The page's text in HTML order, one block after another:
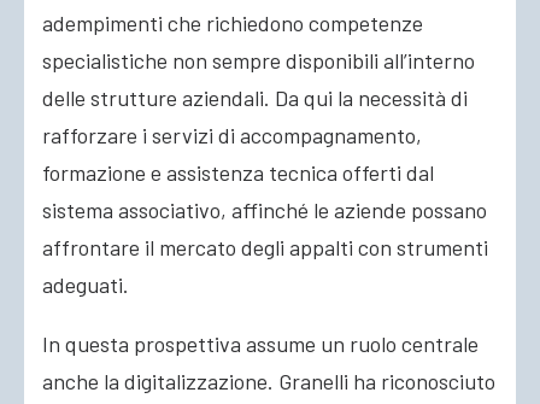
adempimenti che richiedono competenze
specialistiche non sempre disponibili all’interno
delle strutture aziendali. Da qui la necessità di
rafforzare i servizi di accompagnamento,
formazione e assistenza tecnica offerti dal
sistema associativo, affinché le aziende possano
affrontare il mercato degli appalti con strumenti
adeguati.
In questa prospettiva assume un ruolo centrale
anche la digitalizzazione. Granelli ha riconosciuto